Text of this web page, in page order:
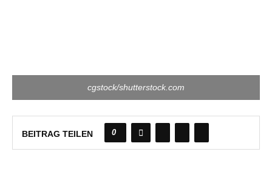
cgstock/shutterstock.com
BEITRAG TEILEN 0